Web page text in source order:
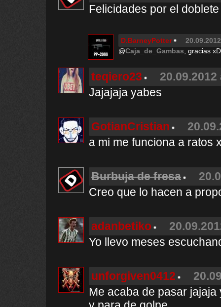
Felicidades por el doblete
D.BarneyPotter
@Caja_de_Gambas , gracias xD
teqiero23
Jajajaja yabes
GotianCristian
a mi me funciona a ratos
Burbuja de fresa
Creo que lo hacen a
adanbetiko
Yo llevo meses
unforgiven0412
Me acaba de pasar